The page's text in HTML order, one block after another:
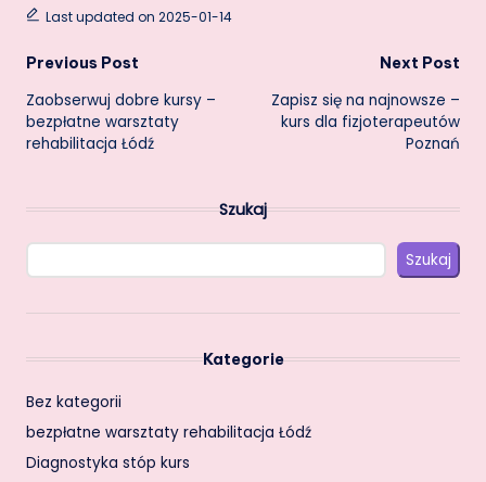
Last updated on 2025-01-14
Post
navigation
Previous Post
Zaobserwuj dobre kursy –
bezpłatne warsztaty
rehabilitacja Łódź
Next Post
Zapisz się na najnowsze –
kurs dla fizjoterapeutów
Poznań
Szukaj
Szukaj
Kategorie
Bez kategorii
bezpłatne warsztaty rehabilitacja Łódź
Diagnostyka stóp kurs